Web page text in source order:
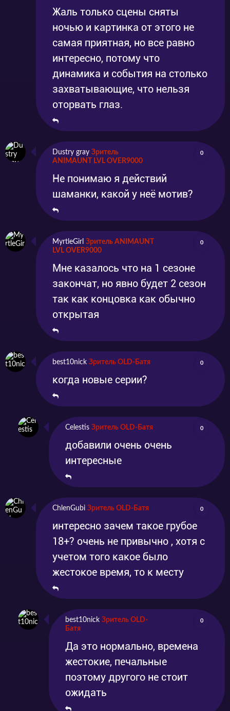
Жаль только сцены сняты
ночью и картинка от этого не
самая приятная, но все равно
интересно, потому что
динамика и события на столько
захватывающие, что нельзя
оторвать глаз.
Dustry gray Зритель
ANIMAUNT LVL OVER9000
0
Не понимаю я действий
шаманки, какой у неё мотив?
MyrtleGirl Зритель ANIMAUNT
LVL OVER9000
0
Мне казалось что на 1 сезоне
закончат, но явно будет 2 сезон
так как концовка как обычно
открытая
best10nick Зритель OLD-Батя 0
когда новые серии?
Celestis Зритель OLD-Батя 0
добавили очень очень
интересные
ChlenGubi Зритель OLD-Батя 0
интересно зачем такое грубое
18+? очень не привычно , хотя с
учетом того какое было
жестокое время, то к месту
best10nick Зритель OLD-
Батя
0
Да это нормально, времена
жестокие, печальные
поэтому другого не стоит
ожидать